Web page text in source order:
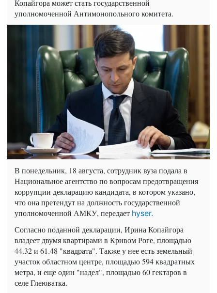
Копайгора может стать государственной
уполномоченной Антимонопольного комитета.
В понедельник, 18 августа, сотрудник вуза подала в
Национальное агентство по вопросам предотвращения
коррупции декларацию кандидата, в котором указано,
что она претендут на должность государственной
уполномоченной АМКУ, передает hyser.
Согласно поданной декларации, Ирина Копайгора
владеет двумя квартирами в Кривом Роге, площадью
44.32 и 61.48 "квадрата". Также у нее есть земельный
участок областном центре, площадью 594 квадратных
метра, и еще один "надел", площадью 60 гектаров в
селе Глеюватка.